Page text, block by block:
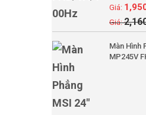
Màn Hình
MP245V